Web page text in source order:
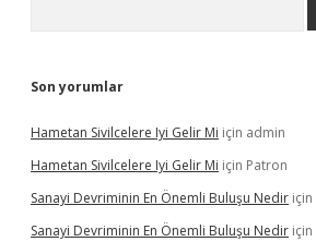
Son yorumlar
Hametan Sivilcelere Iyi Gelir Mi için admin
Hametan Sivilcelere Iyi Gelir Mi için Patron
Sanayi Devriminin En Önemli Buluşu Nedir için
Sanayi Devriminin En Önemli Buluşu Nedir için